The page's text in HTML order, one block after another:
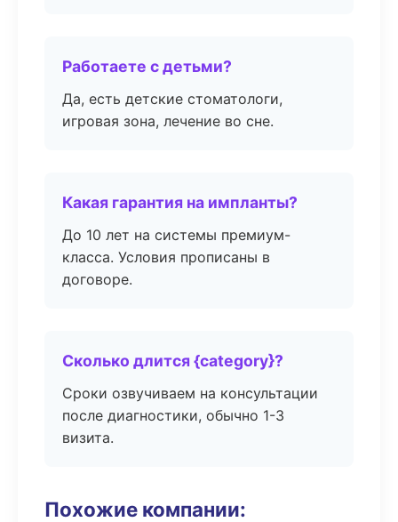
Работаете с детьми?
Да, есть детские стоматологи,
игровая зона, лечение во сне.
Какая гарантия на импланты?
До 10 лет на системы премиум-
класса. Условия прописаны в
договоре.
Сколько длится {category}?
Сроки озвучиваем на консультации
после диагностики, обычно 1-3
визита.
Похожие компании: